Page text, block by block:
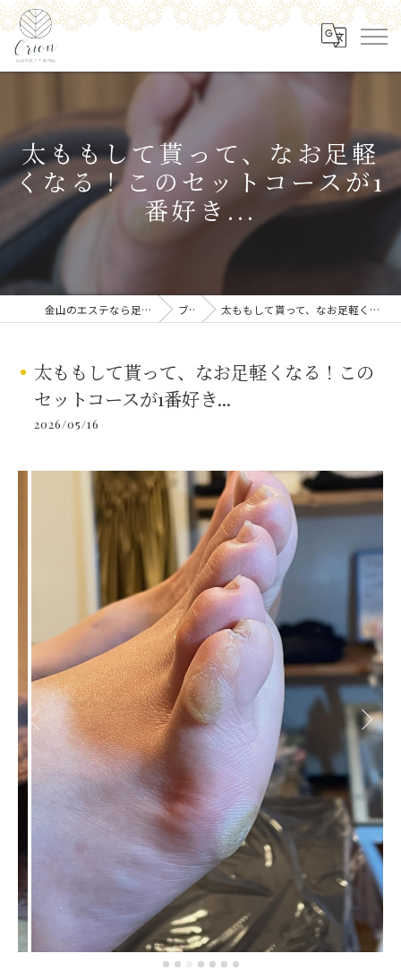
太ももして貰って、なお足軽
くなる！このセットコースが1
番好き...
金山のエステなら足の角質ケア専門店 Orion ブログ 太ももして貰って、なお足軽くなる！このセットコースが1番好き...
太ももして貰って、なお足軽くなる！この
セットコースが1番好き...
2026/05/16